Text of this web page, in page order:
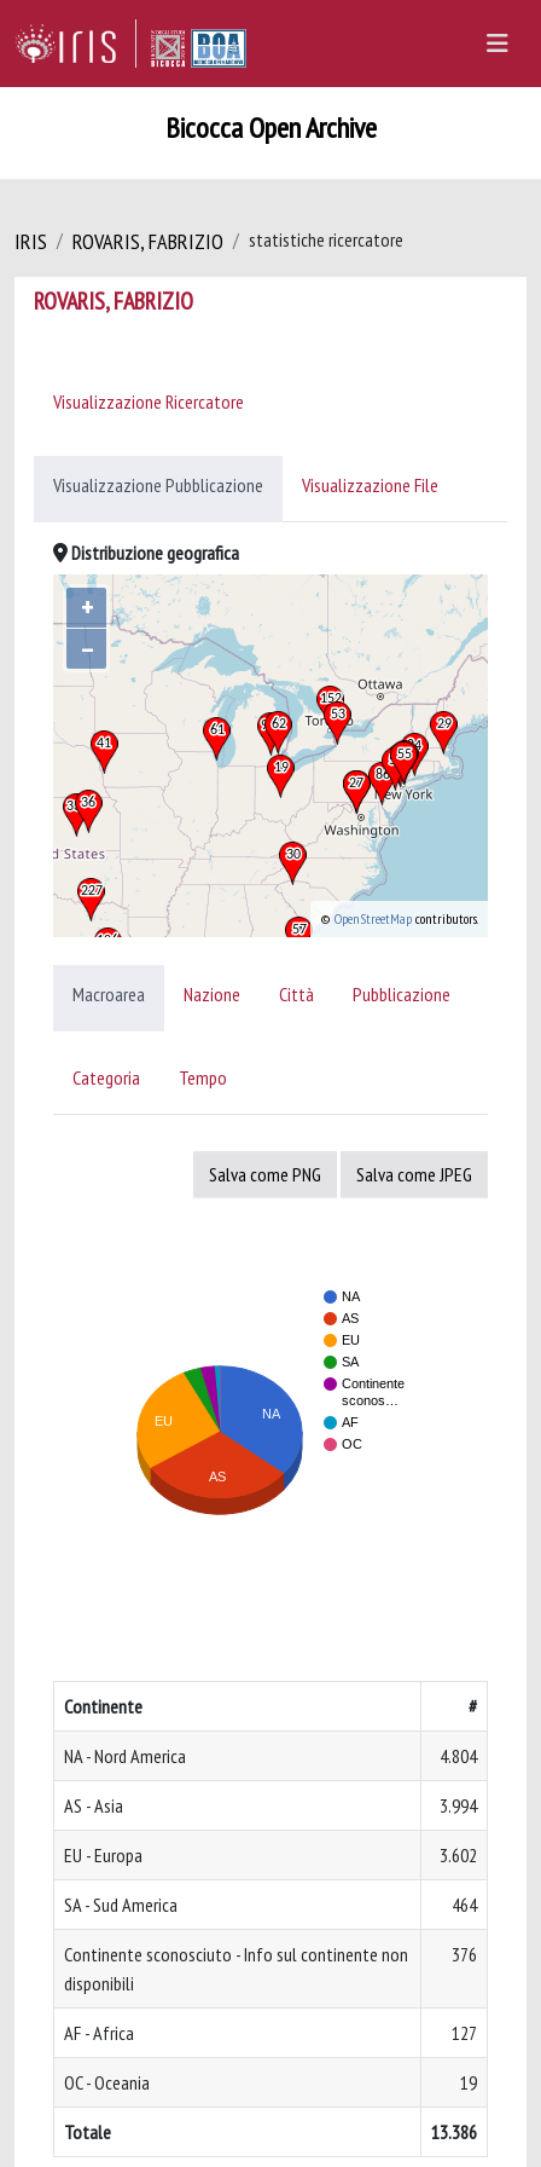
Bicocca Open Archive
IRIS ROVARIS, FABRIZIO statistiche ricercatore
ROVARIS, FABRIZIO
Visualizzazione Ricercatore
Visualizzazione Pubblicazione Visualizzazione File
Distribuzione geografica
+
–
© OpenStreetMap contributors.
Macroarea Nazione Città Pubblicazione
Categoria Tempo
Salva come PNG Salva come JPEG
NA
AS
EU
SA
Continente
sconos…
AF
OC
NA
EU
AS
Continente #
NA - Nord America 4.804
AS - Asia 3.994
EU - Europa 3.602
SA - Sud America 464
Continente sconosciuto - Info sul continente non
disponibili
376
AF - Africa 127
OC - Oceania 19
Totale 13.386